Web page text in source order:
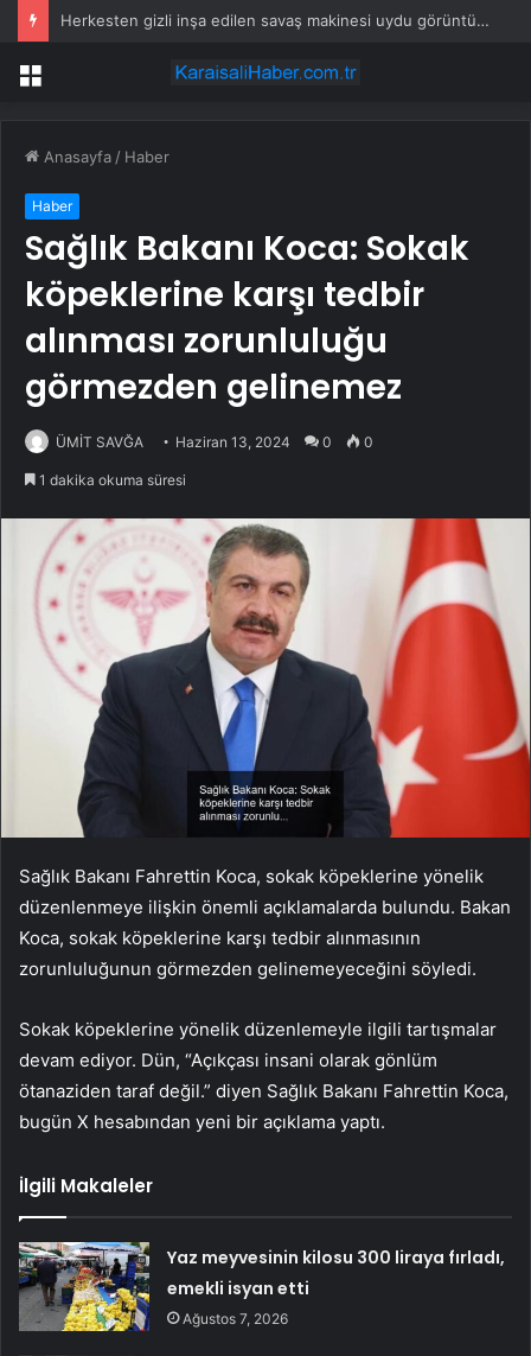
Herkesten gizli inşa edilen savaş makinesi uydu görüntülerine yakalandı
Menü
Anasayfa / Haber
Haber
Sağlık Bakanı Koca: Sokak
köpeklerine karşı tedbir
alınması zorunluluğu
görmezden gelinemez
ÜMİT SAVĞA Haziran 13, 2024 0 0
1 dakika okuma süresi
Sağlık Bakanı Fahrettin Koca, sokak köpeklerine yönelik
düzenlenmeye ilişkin önemli açıklamalarda bulundu. Bakan
Koca, sokak köpeklerine karşı tedbir alınmasının
zorunluluğunun görmezden gelinemeyeceğini söyledi.
Sokak köpeklerine yönelik düzenlemeyle ilgili tartışmalar
devam ediyor. Dün, “Açıkçası insani olarak gönlüm
ötanaziden taraf değil.” diyen Sağlık Bakanı Fahrettin Koca,
bugün X hesabından yeni bir açıklama yaptı.
İlgili Makaleler
Yaz meyvesinin kilosu 300 liraya fırladı,
emekli isyan etti
Ağustos 7, 2026